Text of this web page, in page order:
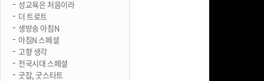
성교육은 처음이라
더 트로트
생방송 아침N
아침N 스페셜
고향 생각
전국시대 스페셜
굿잡, 굿스타트